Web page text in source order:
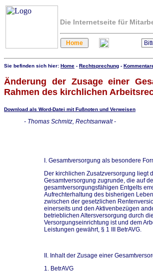
Die Internetseite für
Sie befinden sich hier: Home - Rechtsprechung -
Änderung der Zusage einer
Rahmen des kirchlichen
Download als Word-Datei mit Fußnoten und Verweisen
- Thomas Schmitz, Rechtsanwalt -
I. Gesamtversorgung als besondere
Der kirchlichen Zusatzversorgung liegt
Gesamtversorgung zugrunde, die auf
gesamtversorgungsfähigen Entgelts
Aufrechterhaltung des bisherigen
zwischen der gesetzlichen
einerseits und den Aktivenbezügen
betrieblichen Altersversorgung durch
Versorgungseinrichtung ist und dem
Leistungen gewährt, § 1 III BetrAVG.
II. Inhalt der Zusage einer
1. BetrAVG